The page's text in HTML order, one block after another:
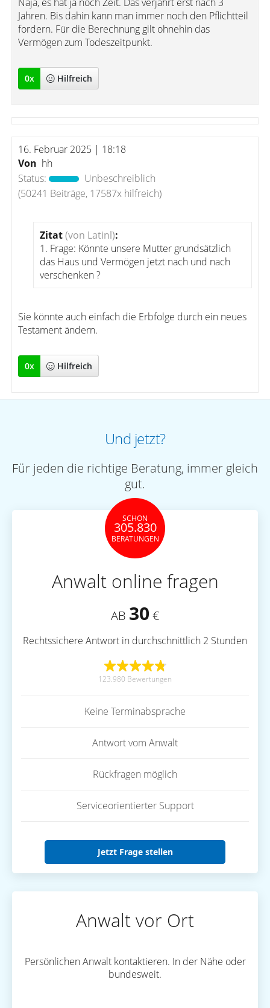
Jahren. Bis dahin kann man immer noch den Pflichtteil
fordern. Für die Berechnung gilt ohnehin das
Vermögen zum Todeszeitpunkt.
0x Hilfreich
16. Februar 2025 | 18:18
Von hh
Status:
Unbeschreiblich
(50241 Beiträge, 17587x hilfreich)
Zitat(von Latinl):
1. Frage: Könnte unsere Mutter grundsätzlich
das Haus und Vermögen jetzt nach und nach
verschenken ?
Sie könnte auch einfach die Erbfolge durch ein neues
Testament ändern.
0x Hilfreich
Und jetzt?
Für jeden die richtige Beratung, immer gleich
gut.
SCHON
305.830
BERATUNGEN
Anwalt online fragen
AB 30 €
Rechtssichere Antwort in durchschnittlich 2 Stunden
123.980 Bewertungen
Keine Terminabsprache
Antwort vom Anwalt
Rückfragen möglich
Serviceorientierter Support
Jetzt Frage stellen
Anwalt vor Ort
Persönlichen Anwalt kontaktieren. In der Nähe oder
bundesweit.